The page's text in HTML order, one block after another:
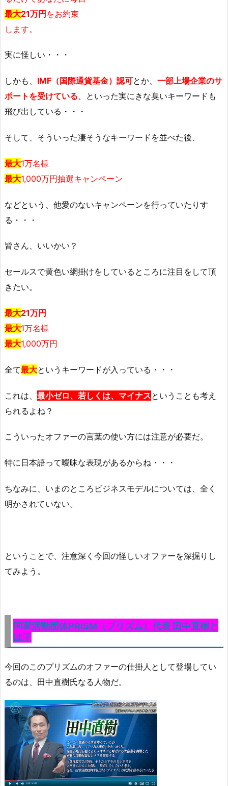
最大21万円をお約束
します。
実に怪しい・・・
しかも、 IMF（国際通貨基金）認可とか、 一部上場企業のサ
ポートを受けている、といった実にきな臭いキーワードも
飛び出している・・・
そして、そういった凄そうなキーワードを並べた後、
最大1万名様
最大1,000万円抽選キャンペーン
などという、他愛のないキャンペーンを行っていたりす
る・・・
皆さん、いいかい？
セールスで黄色い網掛けをしているところに注目をして頂
きたい。
最大21万円
最大1万名様
最大1,000万円
全て最大というキーワードが入っている・・・
これは、 最小ゼロ、若しくは、マイナスということも考え
られるよね？
こういったオファーの言葉の使い方には注意が必要だ。
特に日本語って曖昧な表現があるからね・・・
ちなみに、いまのところビジネスモデルについては、全く
明かされていない。
ということで、注意深く今回の怪しいオファーを深掘りし
てみよう。
国家活動団体PRISM（プリズム）代表 田中直樹と
は？
今回のこのプリズムのオファーの仕掛人として登場してい
るのは、 田中直樹氏なる人物だ。